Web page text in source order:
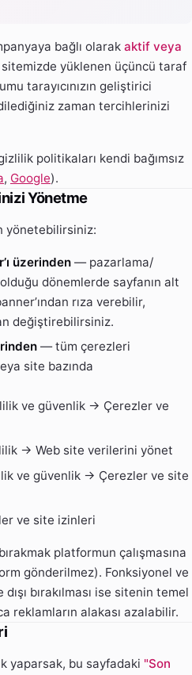
bağlı olarak aktif veya
yüklenen üçüncü taraf
tarayıcınızın geliştirici
zaman tercihlerinizi
politikaları kendi bağımsız
, Google).
Yönetme
yönetebilirsiniz:
üzerinden — pazarlama/
dönemlerde sayfanın alt
rıza verebilir,
değiştirebilirsiniz.
— tüm çerezleri
site bazında
ve güvenlik → Çerezler ve
→ Web site verilerini yönet
ve güvenlik → Çerezler ve site
ve site izinleri
platformun çalışmasına
gönderilmez). Fonksiyonel ve
bırakılması ise sitenin temel
reklamların alakası azalabilir.
yaparsak, bu sayfadaki "Son